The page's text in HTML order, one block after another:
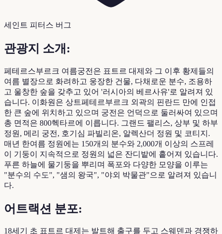
세인트 피터스 버그
관광지 소개:
페테르스부르크 여름궁전은 표트르 대제와 그 이후 황제들의
여름 별장으로 화려하고 웅장한 건물, 다채로운 분수, 조용하
고 울창한 숲을 갖추고 있어 '러시아의 베르사유'로 알려져 있
습니다. 이화원은 상트페테르부르크 외곽의 핀란드 만에 인접
한 큰 숲에 위치하고 있으며 궁전은 언덕으로 둘러싸여 있으며
총 면적은 800헥타르에 이릅니다. 그랜드 팰리스, 상부 및 하부
정원, 메리 궁전, 호기심 파빌리온, 알렉산더 정원 및 코티지.
매년 한여름 정원에는 150개의 분수와 2,000개 이상의 스프레
이 기둥이 지속적으로 정원의 넓은 잔디밭에 흩어져 있습니다.
푸른 하늘에 물기둥을 뿌리며 폭포와 다양한 모양을 이루는
"분수의 수도", "샘의 왕국", "야외 박물관"으로 알려져 있습니
다.
어트랙션 분포:
18세기 초 표트르 대제는 발트해 출구를 두고 스웨덴과 경쟁하